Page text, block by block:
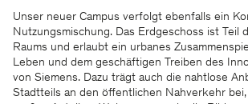
Unser neuer Campus verfolgt ebenfalls ein
Nutzungsmischung. Das Erdgeschoss ist Teil
Raums und erlaubt ein urbanes
Leben und dem geschäftigen Treiben des
von Siemens. Dazu trägt auch die nahtlose
Stadtteils an den öffentlichen Nahverkehr